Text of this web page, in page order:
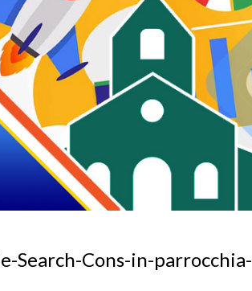
Search-Cons-in-parrocchia-